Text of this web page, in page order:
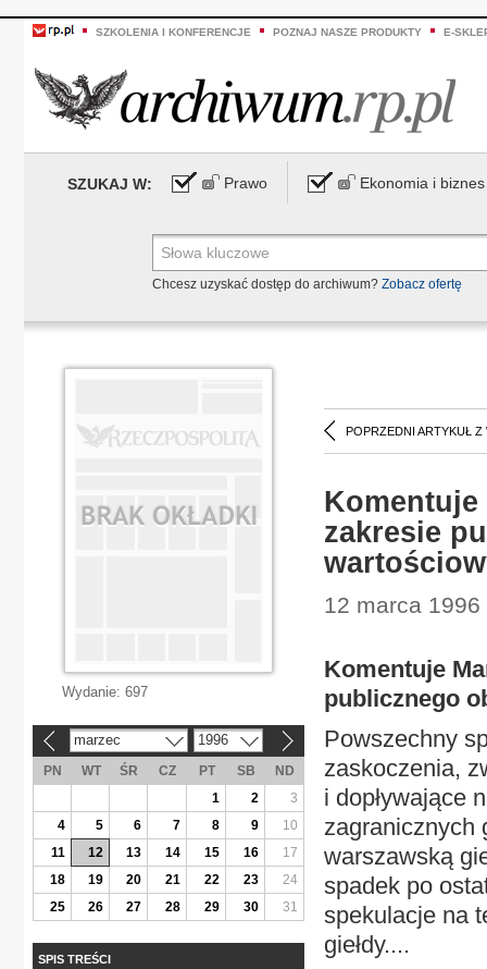
SZKOLENIA I KONFERENCJE POZNAJ NASZE PRODUKTY E-
SZUKAJ W: Prawo Ekonomia i biznes
Chcesz uzyskać dostęp do archiwum? Zobacz ofertę
POPRZEDNI ARTYKUŁ Z
zakresie
12 marca
Komentuje
publicznego
Powszechny
zaskoczenia,
i dopływające
zagranicznych
warszawską
spadek po
spekulacje na
giełdy....
Wydanie: 697
marzec 1996
PN WT ŚR CZ PT SB
ND
1
2
3
4
5 6 7 8 9
10
11
12 13 14 15 16
17
18
19 20 21 22 23
24
25
26 27 28 29 30 31
SPIS TREŚCI